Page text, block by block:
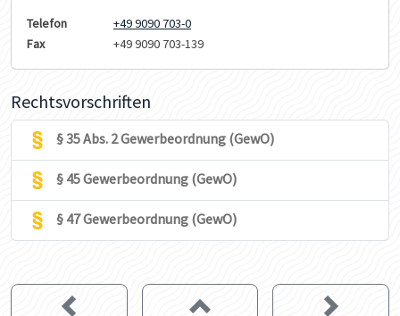
Telefon
+49 9090 703-0
Fax
+49 9090 703-139
Rechtsvorschriften
§ 35 Abs. 2 Gewerbeordnung (GewO)
§ 45 Gewerbeordnung (GewO)
§ 47 Gewerbeordnung (GewO)